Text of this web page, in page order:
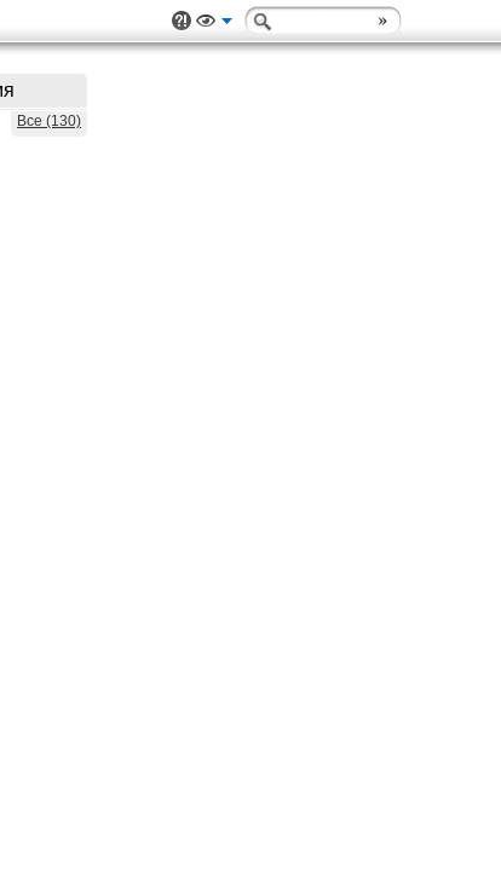
Все (130)